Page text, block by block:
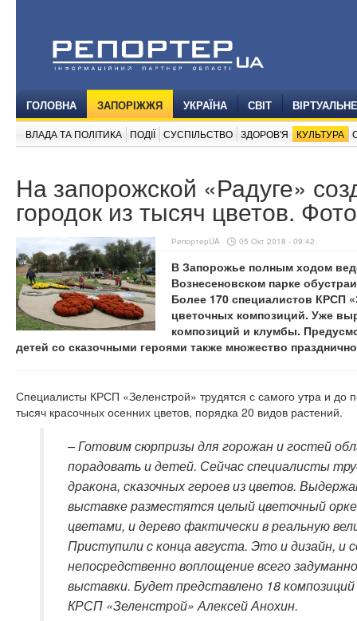
ГОЛОВНА ЗАПОРІЖЖЯ УКРАЇНА СВІТ
ВЛАДА ТА ПОЛІТИКА ПОДІЇ СУСПІЛЬСТВО ЗДОРОВ'Я КУЛЬТУРА
На запорожской «Радуге»
городок из тысяч цветов. Фото
РепортерUA 05 Окт 2018 - 09:42
В Запорожье полным ходом
Вознесеновском парке
Более 170 специалистов КРСП
цветочных композиций. Уже
композиций и клумбы.
детей со сказочными героями также множество
Специалисты КРСП «Зеленстрой» трудятся с самого утра и до
тысяч красочных осенних цветов, порядка 20 видов растений.
– Готовим сюрпризы для горожан и гостей
порадовать и детей. Сейчас специалисты
дракона, сказочных героев из цветов.
выставке разместятся целый цветочный
цветами, и дерево фактически в реальную
Приступили с конца августа. Это и дизайн, и
непосредственно воплощение всего
выставки. Будет представлено 18
КРСП «Зеленстрой» Алексей Анохин.